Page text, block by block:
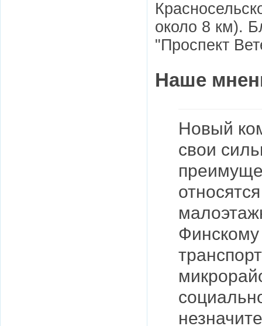
около 8 км).
"Проспект
Наше
Новый
свои
Финскому